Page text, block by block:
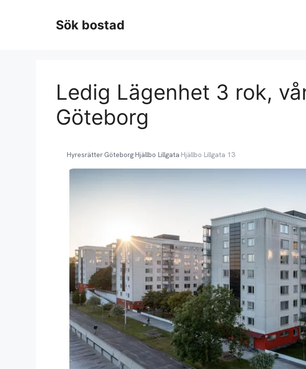
Sök bostad
Ledig Lägenhet 3 rok,
Göteborg
Hyresrätter›Göteborg›Hjällbo Lillgata›Hjällbo Lillgata 13